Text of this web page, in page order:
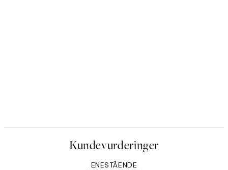
Kundevurderinger
ENESTÅENDE